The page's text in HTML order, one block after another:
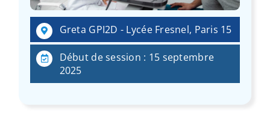
Greta GPI2D - Lycée Fresnel, Paris 15
Début de session : 15 septembre
2025